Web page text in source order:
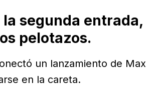
segunda entrada,
pelotazos.
un lanzamiento de Max
en la careta.